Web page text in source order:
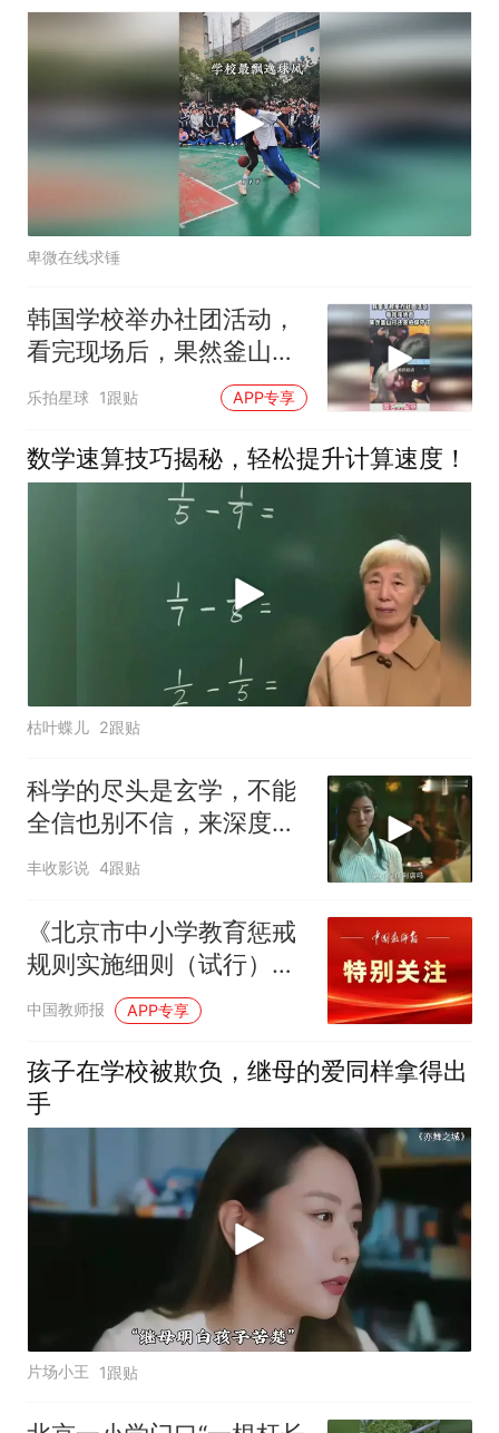
卑微在线求锤
韩国学校举办社团活动，
看完现场后，果然釜山行
还是拍保守了
乐拍星球 1跟贴 APP专享
数学速算技巧揭秘，轻松提升计算速度！
枯叶蝶儿 2跟贴
科学的尽头是玄学，不能
全信也别不信，来深度解
读原因
丰收影说 4跟贴
《北京市中小学教育惩戒
规则实施细则（试行）》
印发
中国教师报 APP专享
孩子在学校被欺负，继母的爱同样拿得出
手
片场小王 1跟贴